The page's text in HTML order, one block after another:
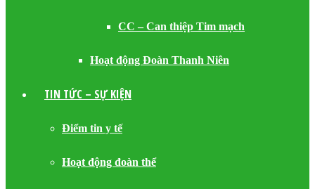
CC – Can thiệp Tim mạch
Hoạt động Đoàn Thanh Niên
TIN TỨC – SỰ KIỆN
Điểm tin y tế
Hoạt động đoàn thể